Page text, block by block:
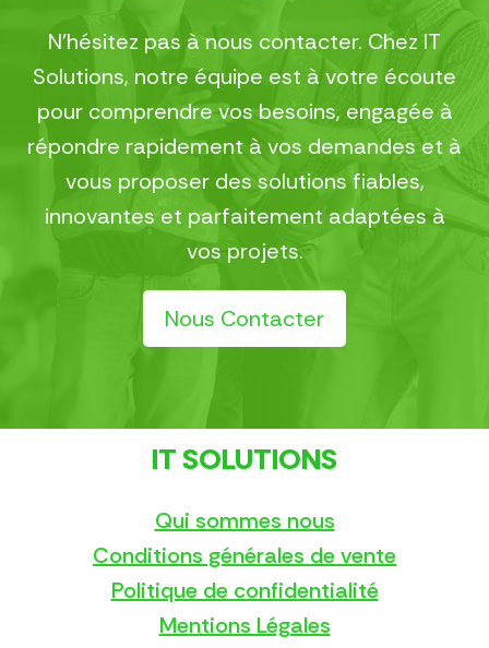
N’hésitez pas à nous contacter. Chez IT
Solutions, notre équipe est à votre écoute
pour comprendre vos besoins, engagée à
répondre rapidement à vos demandes et à
vous proposer des solutions fiables,
innovantes et parfaitement adaptées à
vos projets.
Nous Contacter
IT SOLUTIONS
Qui sommes nous
Conditions générales de vente
Politique de confidentialité
Mentions Légales